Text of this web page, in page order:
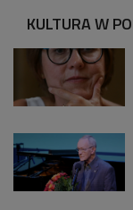
KULTURA W